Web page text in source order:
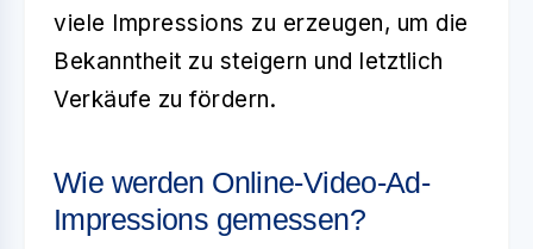
viele Impressions zu erzeugen, um die
Bekanntheit zu steigern und letztlich
Verkäufe zu fördern.
Wie werden Online-Video-Ad-
Impressions gemessen?